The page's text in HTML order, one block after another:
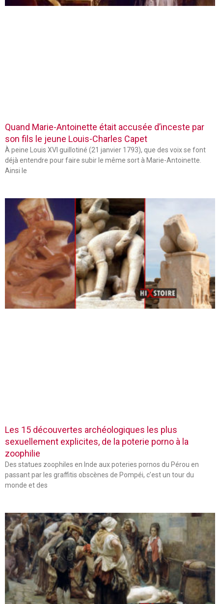
Quand Marie-Antoinette était accusée d’inceste par
son fils le jeune Louis-Charles Capet
À peine Louis XVI guillotiné (21 janvier 1793), que des voix se font
déjà entendre pour faire subir le même sort à Marie-Antoinette.
Ainsi le
Les 15 découvertes archéologiques les plus
sexuellement explicites, de la poterie porno à la
zoophilie
Des statues zoophiles en Inde aux poteries pornos du Pérou en
passant par les graffitis obscènes de Pompéi, c’est un tour du
monde et des